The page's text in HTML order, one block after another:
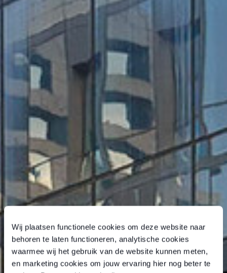
Wij plaatsen functionele cookies om deze website naar
behoren te laten functioneren, analytische cookies
waarmee wij het gebruik van de website kunnen meten,
en marketing cookies om jouw ervaring hier nog beter te